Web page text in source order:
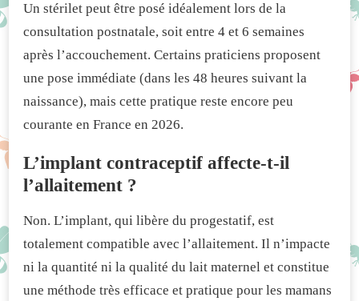
Un stérilet peut être posé idéalement lors de la
consultation postnatale, soit entre 4 et 6 semaines
après l’accouchement. Certains praticiens proposent
une pose immédiate (dans les 48 heures suivant la
naissance), mais cette pratique reste encore peu
courante en France en 2026.
L’implant contraceptif affecte-t-il
l’allaitement ?
Non. L’implant, qui libère du progestatif, est
totalement compatible avec l’allaitement. Il n’impacte
ni la quantité ni la qualité du lait maternel et constitue
une méthode très efficace et pratique pour les mamans